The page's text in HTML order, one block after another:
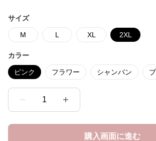
サイズ
M L XL 2XL
カラー
ピンク フラワー シャンパン
1
購入画面に進む